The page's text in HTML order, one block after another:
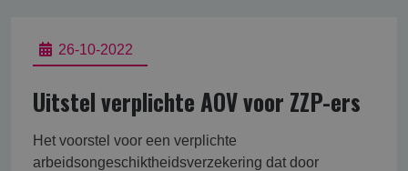
26-10-2022
Uitstel verplichte AOV voor ZZP-ers
Het voorstel voor een verplichte
arbeidsongeschiktheidsverzekering dat door